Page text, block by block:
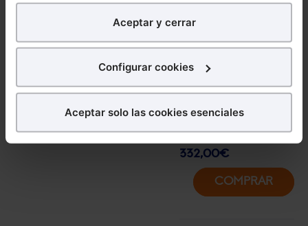
analíticospara tratar demejorar tu experienciaen
nuestra página web. También con fines publicitarios,
para poder mostrarte publicidad y contenidos de tu
¿Qué puedes hacer?
en la web sea óptima
aceptar solo las esencialespara denegar
todas las cookies excepto aquellas imprescindibles.
las cookies y
Aceptar y cerrar
Configurar cookies
Aceptar solo las cookies esenciales
generativa en la
administración
pública.
Herramientas,
casos y límites (4
sesiones webinar)
332,00€
COMPRAR